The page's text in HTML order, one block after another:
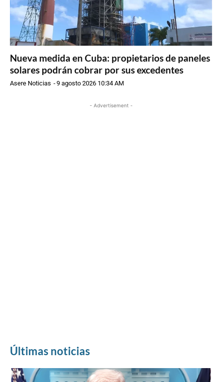
Nueva medida en Cuba: propietarios de paneles
solares podrán cobrar por sus excedentes
Asere Noticias -9 agosto 2026 10:34 AM
- Advertisement -
Últimas noticias